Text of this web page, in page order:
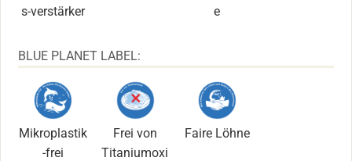
s-verstärker
e
BLUE PLANET LABEL:
Mikroplastik
-frei
Frei von
Titaniumoxi
Faire Löhne